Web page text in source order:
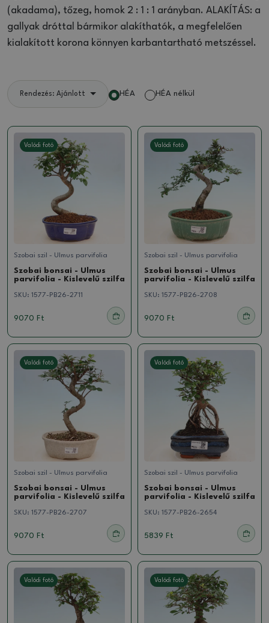
(akadama), tőzeg, homok 2 : 1 : 1 arányban. ALAKÍTÁS: a
gallyak dróttal bármikor alakíthatók, a megfelelően
kialakított korona könnyen karbantartható metszéssel.
Rendezés: Ajánlott HÉA HÉA nélkül
Valódi fotó
Szobai szil - Ulmus parvifolia
Szobai bonsai - Ulmus
parvifolia - Kislevelű szilfa
SKU: 1577-PB26-2711
9070 Ft
Valódi fotó
Szobai szil - Ulmus parvifolia
Szobai bonsai - Ulmus
parvifolia - Kislevelű szilfa
SKU: 1577-PB26-2708
9070 Ft
Valódi fotó
Szobai szil - Ulmus parvifolia
Szobai bonsai - Ulmus
parvifolia - Kislevelű szilfa
SKU: 1577-PB26-2707
9070 Ft
Valódi fotó
Szobai szil - Ulmus parvifolia
Szobai bonsai - Ulmus
parvifolia - Kislevelű szilfa
SKU: 1577-PB26-2654
5839 Ft
Valódi fotó Valódi fotó